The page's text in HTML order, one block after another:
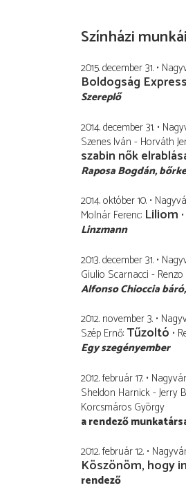
Színházi
2015. december 31.
Boldogság
Szereplő
2014. december 31.
Szenes Iván - Horváth
szabin nők
Raposa Bogdán
2014. október 10.
Molnár Ferenc Liliom
Linzmann
2013. december 31.
Giulio Scarnacci -
Alfonso Chioccia báró
2012. november 3.
Szép Ernő Tűzoltó
Egy szegényember
2012. február 17.
Sheldon Harnick - Jerry
Korcsmáros György
a rendező
2012. február 12.
Köszönöm, hogy
rendező